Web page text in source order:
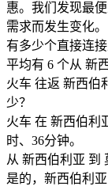
惠。我们发现最
需求而发生变化。
有多少个直接连
平均有 6 个从 新
火车 往返 新西伯
少？
火车 在 新西伯利
时、36分钟。
从 新西伯利亚 到
是的，新西伯利